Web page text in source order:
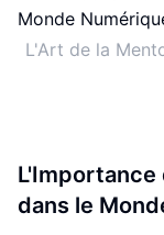
L'Art de la
L'Importance
dans le